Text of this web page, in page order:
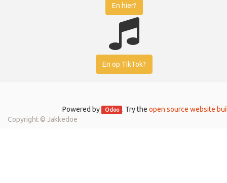
En hier?
En op TikTok?
Powered by Odoo . Try the open source website
Copyright © Jakkedoe